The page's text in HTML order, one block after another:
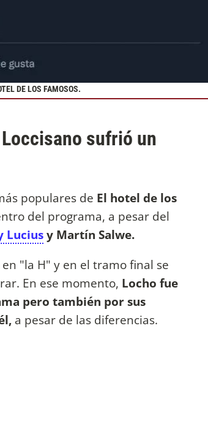
DE LOS FAMOSOS.
sufrió un
populares de El hotel de los
del programa, a pesar del
Luciusy Martín Salwe.
"la H" y en el tramo final se
En ese momento, Locho fue
pero también por sus
a pesar de las diferencias.